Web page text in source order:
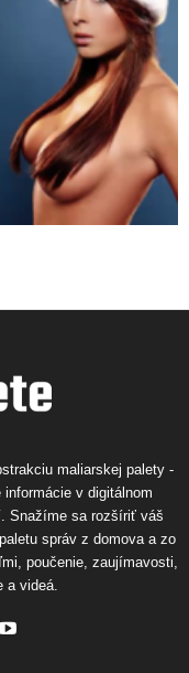
maliarskej palety -
v digitálnom
Snažíme sa rozšíriť váš
správ z domova a zo
poučenie, zaujímavosti,
a videá.